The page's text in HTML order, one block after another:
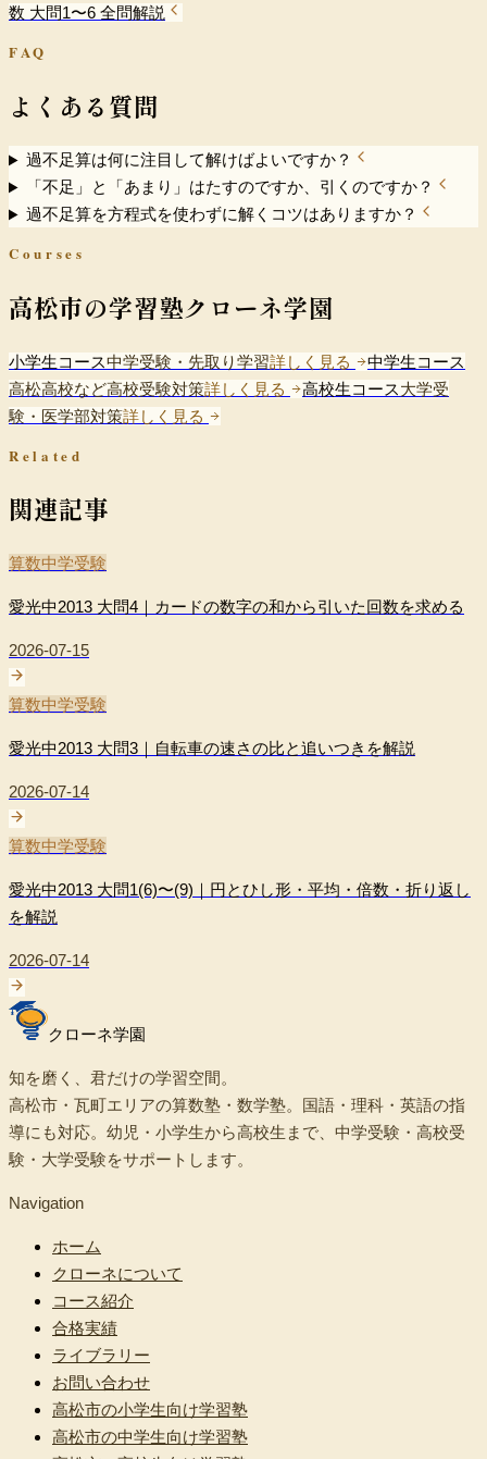
数 大問1〜6 全問解説
FAQ
よくある質問
過不足算は何に注目して解けばよいですか？
「不足」と「あまり」はたすのですか、引くのですか？
過不足算を方程式を使わずに解くコツはありますか？
Courses
高松市の学習塾クローネ学園
小学生コース中学受験・先取り学習詳しく見る
中学生コース
高松高校など高校受験対策詳しく見る 高校生コース大学受
験・医学部対策詳しく見る
Related
関連記事
算数中学受験
愛光中2013 大問4｜カードの数字の和から引いた回数を求める
2026-07-15
算数中学受験
愛光中2013 大問3｜自転車の速さの比と追いつきを解説
2026-07-14
算数中学受験
愛光中2013 大問1(6)〜(9)｜円とひし形・平均・倍数・折り返し
を解説
2026-07-14
クローネ学園
知を磨く、君だけの学習空間。
高松市・瓦町エリアの算数塾・数学塾。国語・理科・英語の指
導にも対応。幼児・小学生から高校生まで、中学受験・高校受
験・大学受験をサポートします。
Navigation
ホーム
クローネについて
コース紹介
合格実績
ライブラリー
お問い合わせ
高松市の小学生向け学習塾
高松市の中学生向け学習塾